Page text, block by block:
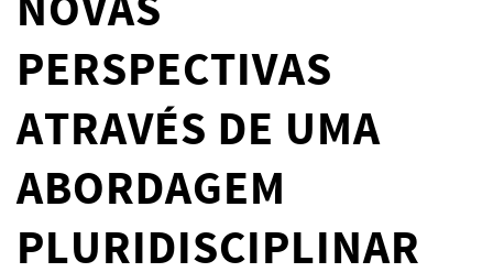
PERSPECTIVAS
ATRAVÉS DE UMA
ABORDAGEM
PLURIDISCIPLINAR